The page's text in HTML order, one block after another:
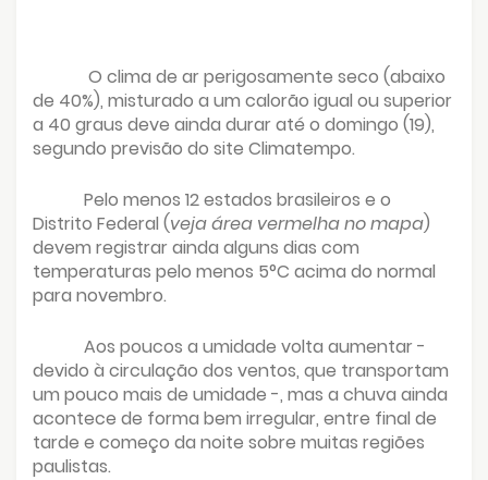
O clima de ar perigosamente seco (abaixo
de 40%), misturado a um calorão igual ou superior
a 40 graus deve ainda durar até o domingo (19),
segundo previsão do site Climatempo.
Pelo menos 12 estados brasileiros e o
Distrito Federal (veja área vermelha no mapa)
devem registrar ainda alguns dias com
temperaturas pelo menos 5°C acima do normal
para novembro.
Aos poucos a umidade volta aumentar -
devido à circulação dos ventos, que transportam
um pouco mais de umidade -, mas a chuva ainda
acontece de forma bem irregular, entre final de
tarde e começo da noite sobre muitas regiões
paulistas.